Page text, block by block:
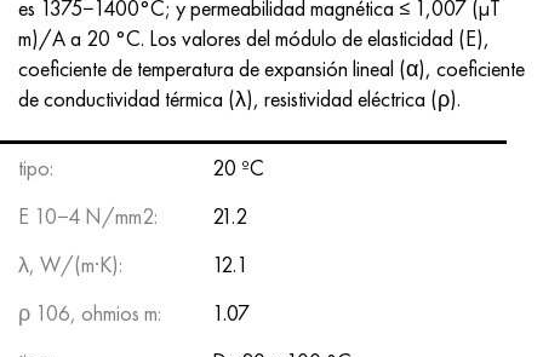
es 1375−1400°C; y permeabilidad magnética ≤ 1,007 (μT
m)/A a 20 °C. Los valores del módulo de elasticidad (E),
coeficiente de temperatura de expansión lineal (α), coeficiente
de conductividad térmica (λ), resistividad eléctrica (ρ).
tipo:
20 ºC
E 10−4 N/mm2:
21.2
λ, W/(m·K):
12.1
ρ 106, ohmios m:
1.07